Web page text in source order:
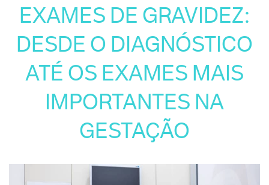
EXAMES DE GRAVIDEZ:
DESDE O DIAGNÓSTICO
ATÉ OS EXAMES MAIS
IMPORTANTES NA
GESTAÇÃO